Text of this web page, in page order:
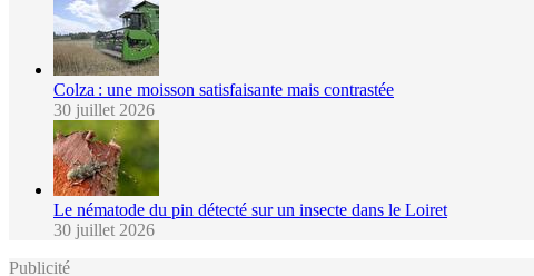
Colza : une moisson satisfaisante mais contrastée
30 juillet 2026
Le nématode du pin détecté sur un insecte dans le Loiret
30 juillet 2026
Publicité